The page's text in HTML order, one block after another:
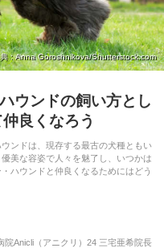
: Anna Goroshnikova/Shutterstock.com
ウンドの飼い方とし
良くなろう
ンドは、現存する最古の犬種ともい
美な容姿で人々を魅了し、いつかは
ハウンドと仲良くなるためにはどう
院Anicli（アニクリ）24 三宅亜希院長